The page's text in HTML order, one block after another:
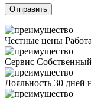
Честные цены
Сервис
Лояльность 30 дней